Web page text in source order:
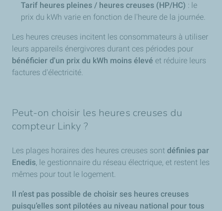
Tarif heures pleines / heures creuses (HP/HC) : le
prix du kWh varie en fonction de l'heure de la journée.
Les heures creuses incitent les consommateurs à utiliser
leurs appareils énergivores durant ces périodes pour
bénéficier d'un prix du kWh moins élevé et réduire leurs
factures d'électricité.
Peut-on choisir les heures creuses du
compteur Linky ?
Les plages horaires des heures creuses sont définies par
Enedis, le gestionnaire du réseau électrique, et restent les
mêmes pour tout le logement.
Il n’est pas possible de choisir ses heures creuses
puisqu’elles sont pilotées au niveau national pour tous